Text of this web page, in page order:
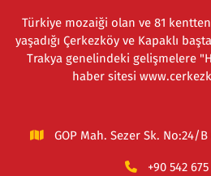
Türkiye mozaiği olan ve 81
yaşadığı Çerkezköy ve Kapaklı
Trakya genelindeki gelişmelere
haber sitesi
GOP Mah. Sezer Sk. No:24/
+90 542 675